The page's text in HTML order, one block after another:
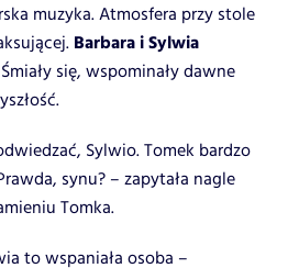
muzyka. Atmosfera przy stole
Barbara i Sylwia
się, wspominały dawne
Sylwio. Tomek bardzo
synu? – zapytała nagle
Tomka.
to wspaniała osoba –